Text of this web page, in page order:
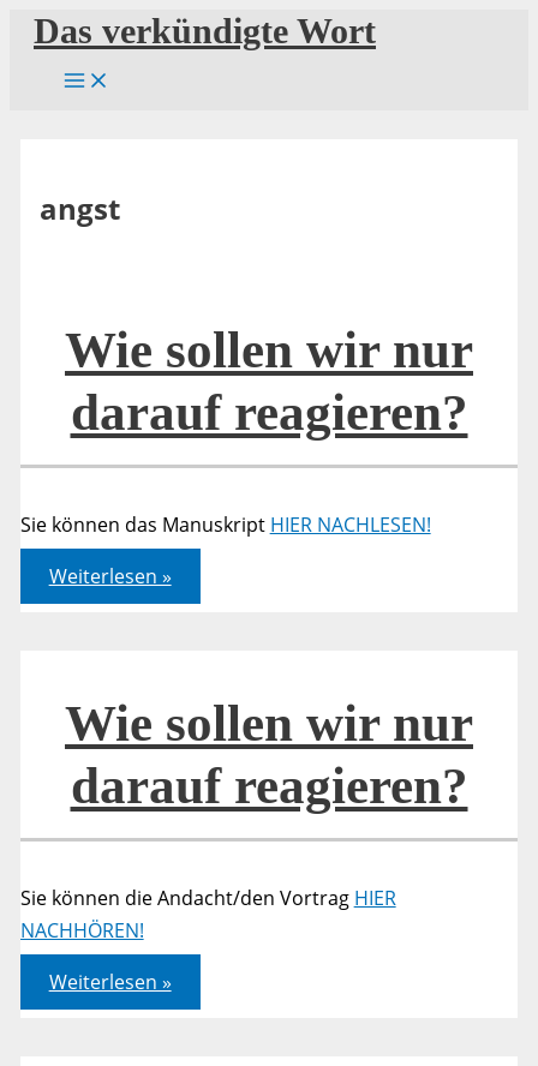
Zum
Inhalt
springen
Das verkündigte Wort
angst
Wie sollen wir nur
darauf reagieren?
Sie können das Manuskript HIER NACHLESEN!
Wie
sollen
wir
Weiterlesen »
Wie sollen wir nur
darauf reagieren?
Sie können die Andacht/den Vortrag HIER
NACHHÖREN!
Wie
sollen
wir
Weiterlesen »